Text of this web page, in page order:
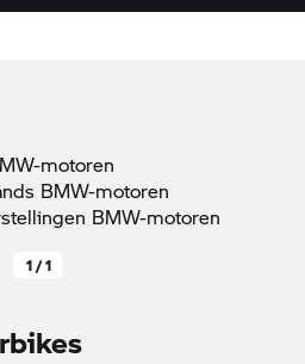
motoren
BMW-motoren
BMW-motoren
1 / 1